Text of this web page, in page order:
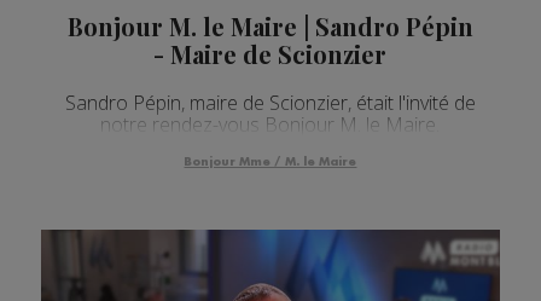
Bonjour M. le Maire | Sandro Pépin
- Maire de Scionzier
Sandro Pépin, maire de Scionzier, était l'invité de
notre rendez-vous Bonjour M. le Maire.
Bonjour Mme / M. le Maire